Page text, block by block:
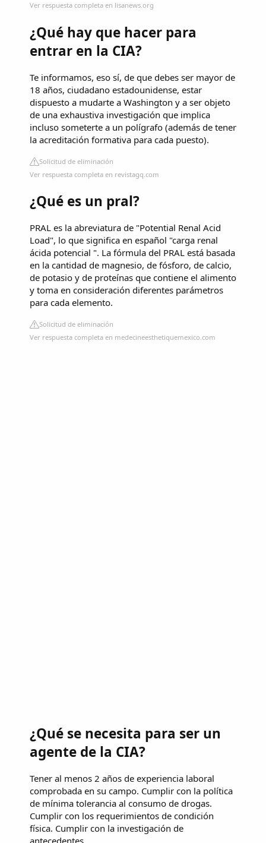
Ver respuesta completa en lisanews.org
¿Qué hay que hacer para
entrar en la CIA?
Te informamos, eso sí, de que debes ser mayor de
18 años, ciudadano estadounidense, estar
dispuesto a mudarte a Washington y a ser objeto
de una exhaustiva investigación que implica
incluso someterte a un polígrafo (además de tener
la acreditación formativa para cada puesto).
Solicitud de eliminación
Ver respuesta completa en revistagq.com
¿Qué es un pral?
PRAL es la abreviatura de "Potential Renal Acid
Load", lo que significa en español "carga renal
ácida potencial ". La fórmula del PRAL está basada
en la cantidad de magnesio, de fósforo, de calcio,
de potasio y de proteínas que contiene el alimento
y toma en consideración diferentes parámetros
para cada elemento.
Solicitud de eliminación
Ver respuesta completa en medecineesthetiquemexico.com
¿Qué se necesita para ser un
agente de la CIA?
Tener al menos 2 años de experiencia laboral
comprobada en su campo. Cumplir con la política
de mínima tolerancia al consumo de drogas.
Cumplir con los requerimientos de condición
física. Cumplir con la investigación de
antecedentes.